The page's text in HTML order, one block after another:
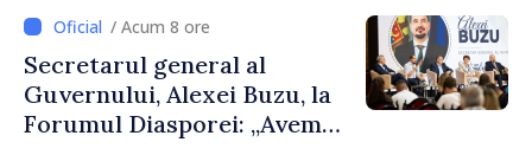
despre parcursul european
al Republicii Moldova.
/ Acum 8 ore
Secretarul general al
Guvernului, Alexei Buzu, la
Forumul Diasporei: „Avem